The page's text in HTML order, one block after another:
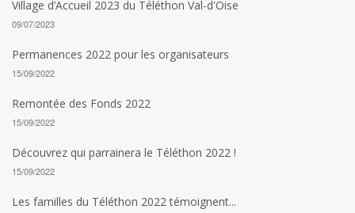
Village d’Accueil 2023 du Téléthon Val-d'Oise
09/07/2023
Permanences 2022 pour les organisateurs
15/09/2022
Remontée des Fonds 2022
15/09/2022
Découvrez qui parrainera le Téléthon 2022 !
15/09/2022
Les familles du Téléthon 2022 témoignent...